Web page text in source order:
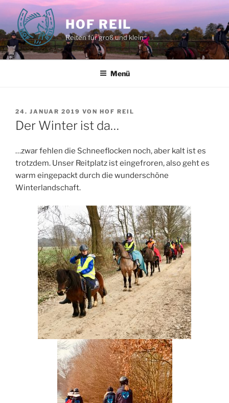
Zum
Inhalt
springen
HOF REIL
Reiten für groß und klein
Menü
VERÖFFENTLICHT
AM
24. JANUAR 2019 VON HOF REIL
Der Winter ist da…
…zwar fehlen die Schneeflocken noch, aber kalt ist es
trotzdem. Unser Reitplatz ist eingefroren, also geht es
warm eingepackt durch die wunderschöne
Winterlandschaft.